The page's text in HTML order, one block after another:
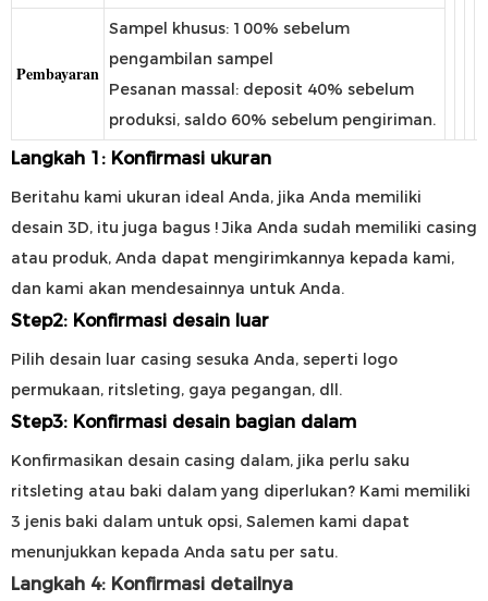
Pembayaran
Sampel khusus: 100% sebelum
pengambilan sampel
Pesanan massal: deposit 40% sebelum
produksi, saldo 60% sebelum pengiriman.
Langkah 1: Konfirmasi ukuran
Beritahu kami ukuran ideal Anda, jika Anda memiliki
desain 3D, itu juga bagus ! Jika Anda sudah memiliki casing
atau produk, Anda dapat mengirimkannya kepada kami,
dan kami akan mendesainnya untuk Anda.
Step2: Konfirmasi desain luar
Pilih desain luar casing sesuka Anda, seperti logo
permukaan, ritsleting, gaya pegangan, dll.
Step3: Konfirmasi desain bagian dalam
Konfirmasikan desain casing dalam, jika perlu saku
ritsleting atau baki dalam yang diperlukan? Kami memiliki
3 jenis baki dalam untuk opsi, Salemen kami dapat
menunjukkan kepada Anda satu per satu.
Langkah 4: Konfirmasi detailnya